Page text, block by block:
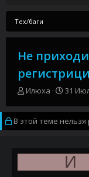
Тех/баги
Не
А
т
о
р
е
Илюха
Д
т
а
н
ч
а
31
В этой теме
И